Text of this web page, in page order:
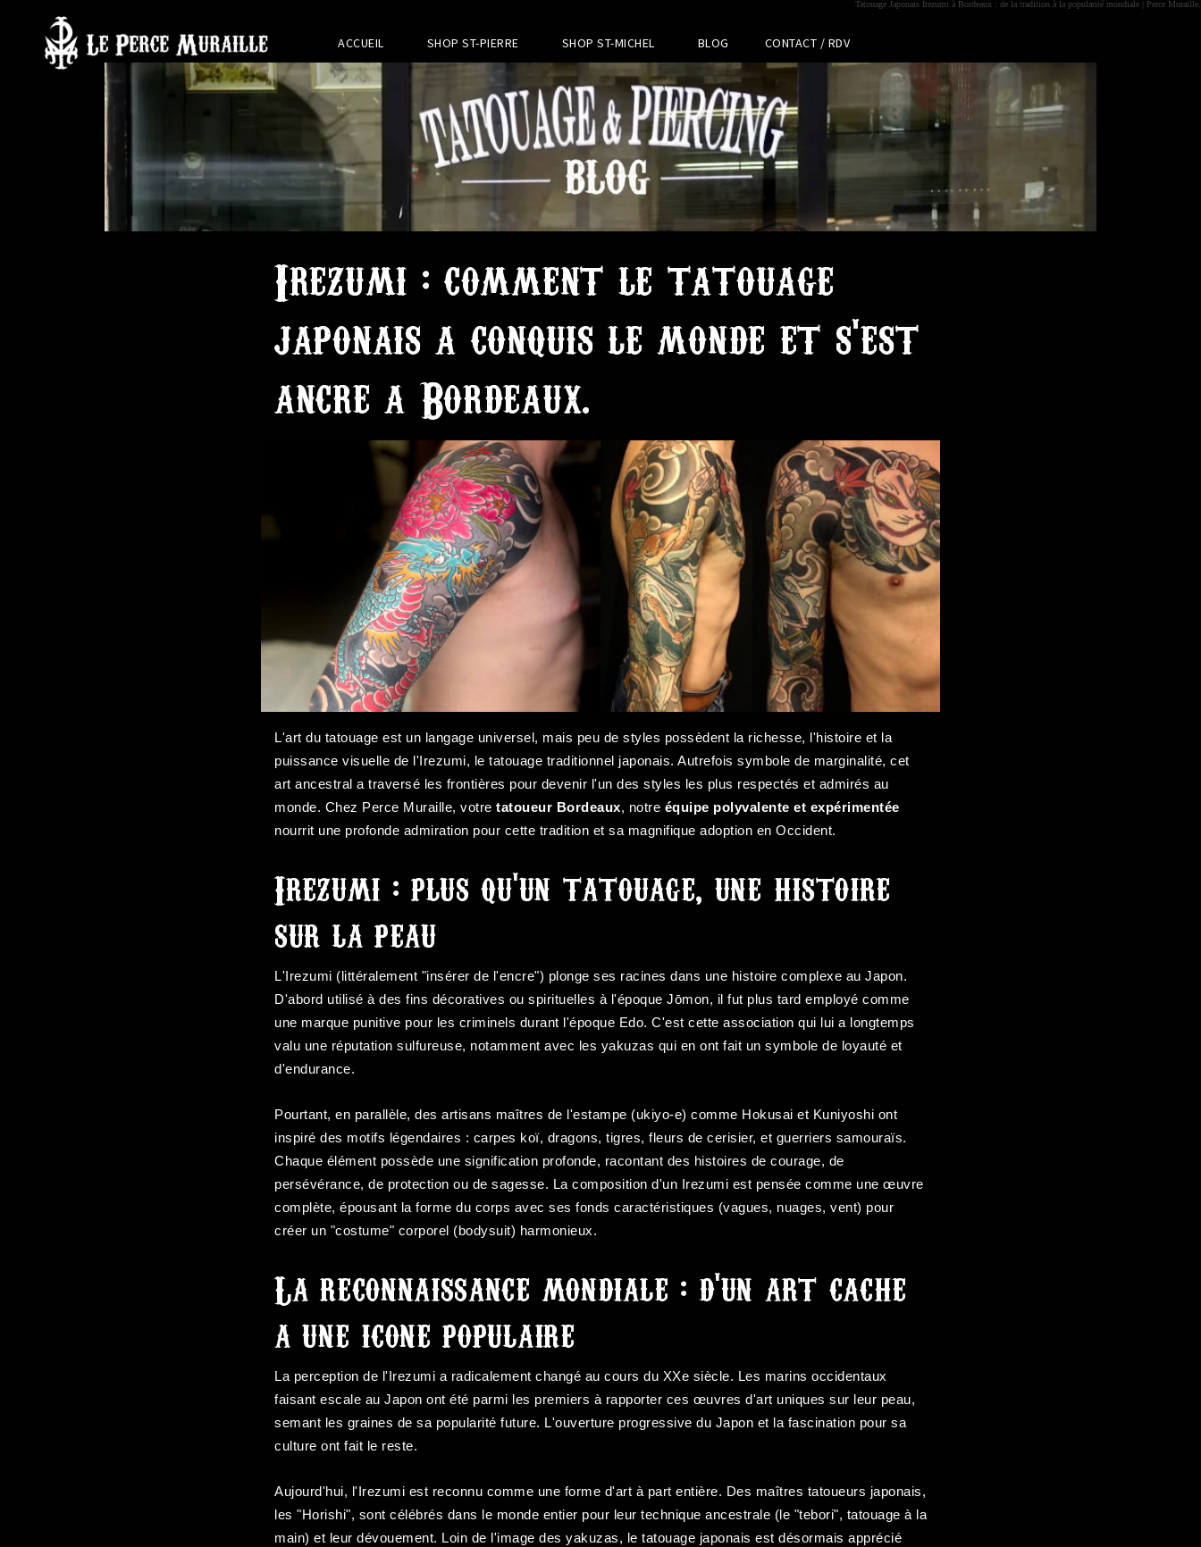
Tatouage Japonais Irezumi à Bordeaux : de la tradition à la popularité mondiale | Perce Muraille.
ACCUEIL SHOP ST-PIERRE SHOP ST-MICHEL BLOG CONTACT / RDV
Irezumi : comment le tatouage
japonais a conquis le monde et s'est
ancre a Bordeaux.
L'art du tatouage est un langage universel, mais peu de styles possèdent la richesse, l'histoire et la
puissance visuelle de l'Irezumi, le tatouage traditionnel japonais. Autrefois symbole de marginalité, cet
art ancestral a traversé les frontières pour devenir l'un des styles les plus respectés et admirés au
monde. Chez Perce Muraille, votre tatoueur Bordeaux, notre équipe polyvalente et expérimentée
nourrit une profonde admiration pour cette tradition et sa magnifique adoption en Occident.
Irezumi : plus qu'un tatouage, une histoire
sur la peau
L'Irezumi (littéralement "insérer de l'encre") plonge ses racines dans une histoire complexe au Japon.
D'abord utilisé à des fins décoratives ou spirituelles à l'époque Jōmon, il fut plus tard employé comme
une marque punitive pour les criminels durant l'époque Edo. C'est cette association qui lui a longtemps
valu une réputation sulfureuse, notamment avec les yakuzas qui en ont fait un symbole de loyauté et
d'endurance.
Pourtant, en parallèle, des artisans maîtres de l'estampe (ukiyo-e) comme Hokusai et Kuniyoshi ont
inspiré des motifs légendaires : carpes koï, dragons, tigres, fleurs de cerisier, et guerriers samouraïs.
Chaque élément possède une signification profonde, racontant des histoires de courage, de
persévérance, de protection ou de sagesse. La composition d'un Irezumi est pensée comme une œuvre
complète, épousant la forme du corps avec ses fonds caractéristiques (vagues, nuages, vent) pour
créer un "costume" corporel (bodysuit) harmonieux.
La reconnaissance mondiale : d'un art cache
a une icone populaire
La perception de l'Irezumi a radicalement changé au cours du XXe siècle. Les marins occidentaux
faisant escale au Japon ont été parmi les premiers à rapporter ces œuvres d'art uniques sur leur peau,
semant les graines de sa popularité future. L'ouverture progressive du Japon et la fascination pour sa
culture ont fait le reste.
Aujourd'hui, l'Irezumi est reconnu comme une forme d'art à part entière. Des maîtres tatoueurs japonais,
les "Horishi", sont célébrés dans le monde entier pour leur technique ancestrale (le "tebori", tatouage à la
main) et leur dévouement. Loin de l'image des yakuzas, le tatouage japonais est désormais apprécié